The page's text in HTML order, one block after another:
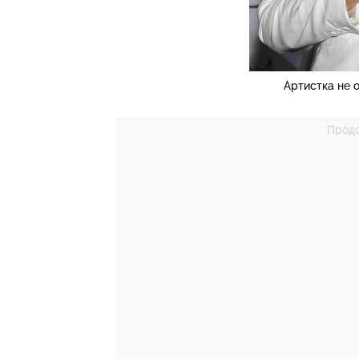
Артистка не